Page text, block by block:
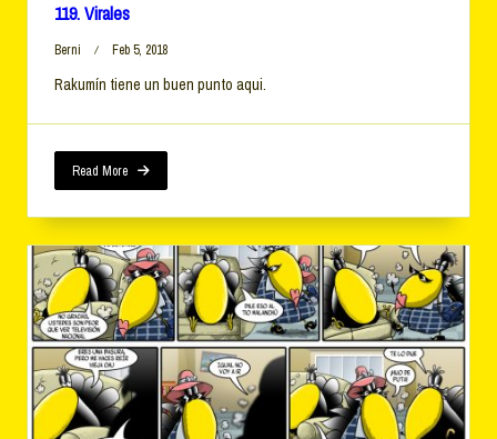
119. Virales
Berni Feb 5, 2018
Rakumín tiene un buen punto aqui.
Read More